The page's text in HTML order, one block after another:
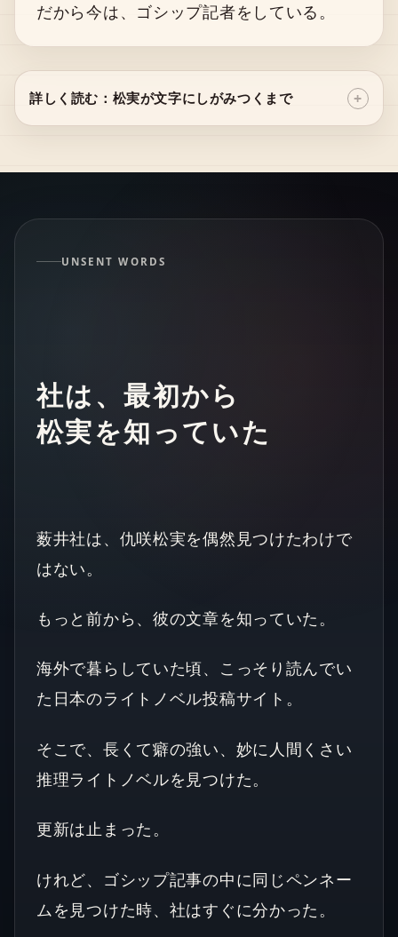
だから今は、ゴシップ記者をしている。
詳しく読む：松実が文字にしがみつくまで
UNSENT WORDS
社は、最初から
松実を知っていた
薮井社は、仇咲松実を偶然見つけたわけで
はない。
もっと前から、彼の文章を知っていた。
海外で暮らしていた頃、こっそり読んでい
た日本のライトノベル投稿サイト。
そこで、長くて癖の強い、妙に人間くさい
推理ライトノベルを見つけた。
更新は止まった。
けれど、ゴシップ記事の中に同じペンネー
ムを見つけた時、社はすぐに分かった。